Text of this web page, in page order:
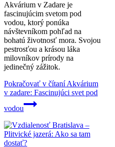
Akvárium v Zadare je
fascinujúcim svetom pod
vodou, ktorý ponúka
návštevníkom pohľad na
bohatú životnosť mora. Svojou
pestrosťou a krásou láka
milovníkov prírody na
jedinečný zážitok.
Pokračovať v čítaníAkvárium
v zadare: Fascinujúci svet pod
vodou